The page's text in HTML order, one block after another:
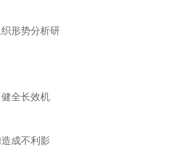
形势分析研
全长效机
成不利影